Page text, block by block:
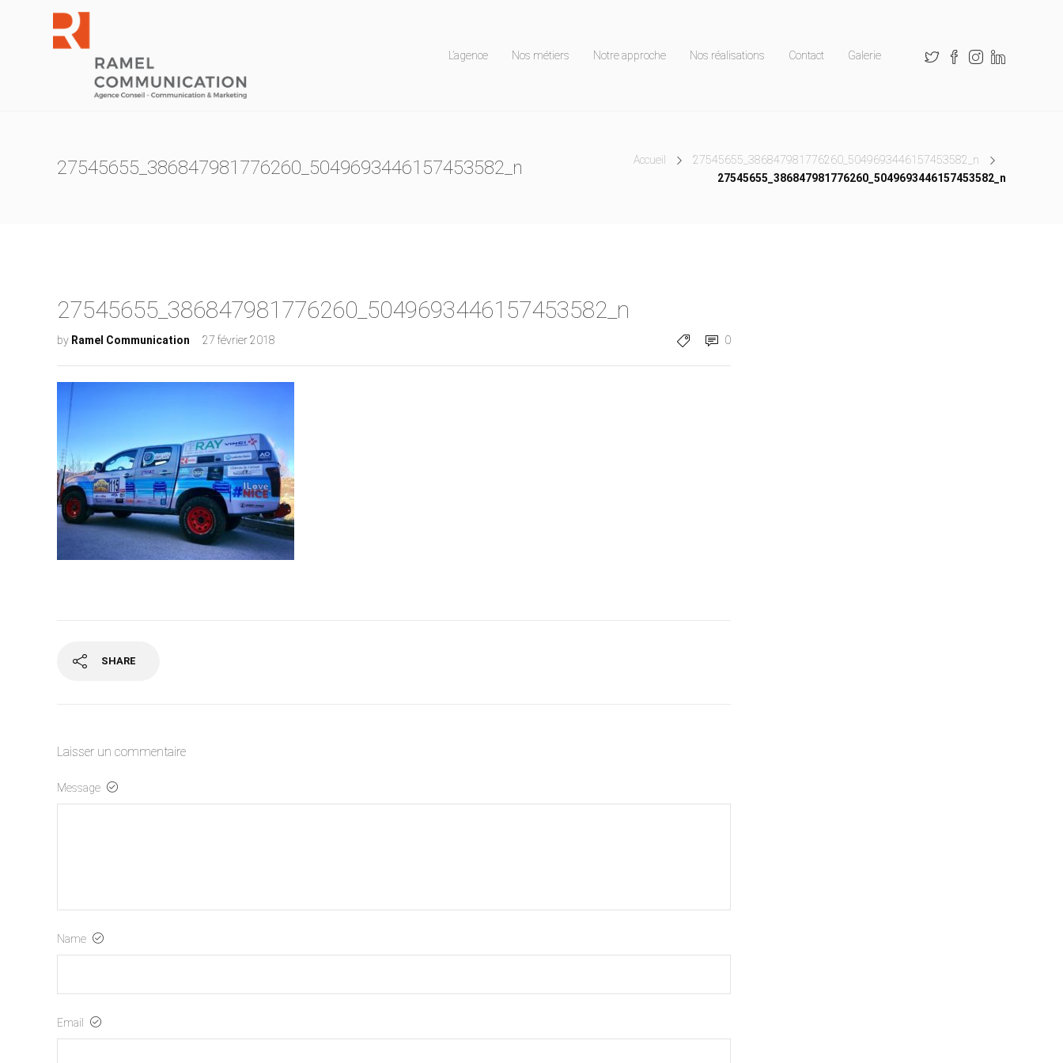
L’agence Nos métiers Notre approche Nos réalisations Contact Galerie
27545655_386847981776260_5049693446157453582_n Accueil
27545655_386847981776260_5049693446157453582_n
27545655_386847981776260_5049693446157453582_n
27545655_386847981776260_5049693446157453582_n
by Ramel Communication 27 février 2018 0
SHARE
Laisser un commentaire
Message
Name
Email